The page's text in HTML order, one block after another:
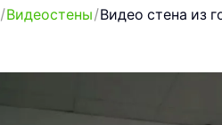
Видеостены Видео стена из